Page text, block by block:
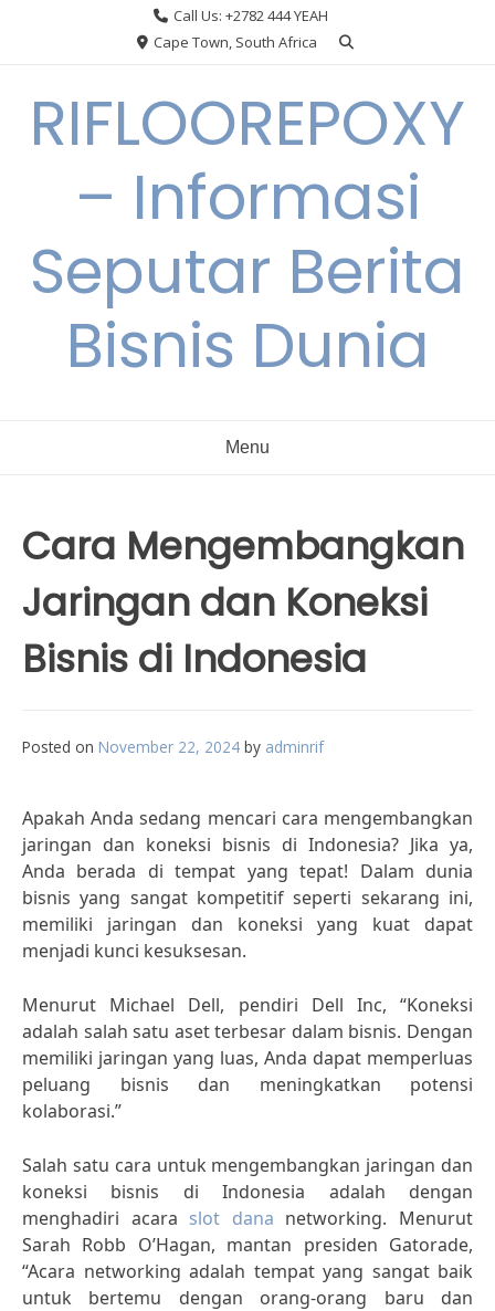
Call Us: +2782 444 YEAH
Cape Town, South Africa
RIFLOOREPOXY
– Informasi
Seputar Berita
Bisnis Dunia
Menu
Cara Mengembangkan
Jaringan dan Koneksi
Bisnis di Indonesia
Posted on November 22, 2024 by adminrif
Apakah Anda sedang mencari cara mengembangkan
jaringan dan koneksi bisnis di Indonesia? Jika ya,
Anda berada di tempat yang tepat! Dalam dunia
bisnis yang sangat kompetitif seperti sekarang ini,
memiliki jaringan dan koneksi yang kuat dapat
menjadi kunci kesuksesan.
Menurut Michael Dell, pendiri Dell Inc, “Koneksi
adalah salah satu aset terbesar dalam bisnis. Dengan
memiliki jaringan yang luas, Anda dapat memperluas
peluang bisnis dan meningkatkan potensi
kolaborasi.”
Salah satu cara untuk mengembangkan jaringan dan
koneksi bisnis di Indonesia adalah dengan
menghadiri acara slot dana networking. Menurut
Sarah Robb O’Hagan, mantan presiden Gatorade,
“Acara networking adalah tempat yang sangat baik
untuk bertemu dengan orang-orang baru dan